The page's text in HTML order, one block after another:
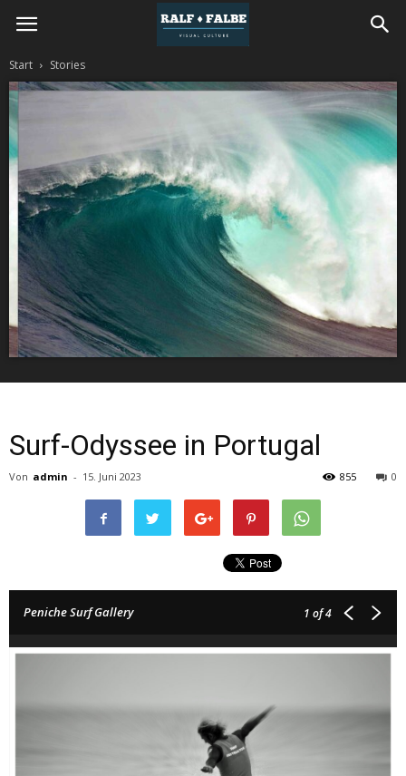
REISEJOURNAL
Start Stories
Surf-Odyssee in Portugal
Von admin - 15. Juni 2023 0
855
Peniche Surf Gallery 1 of 4